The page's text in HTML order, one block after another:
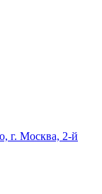
г. Москва, 2-й